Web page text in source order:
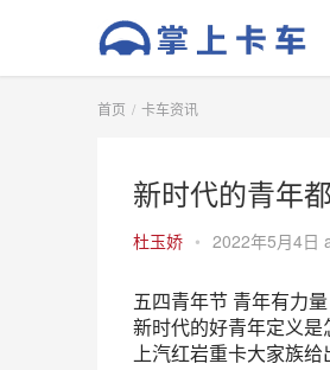
首页 卡车资讯
新时代的青年
杜玉娇 • 2022年5月4日
五四青年节 青年有力量
新时代的好青年定义是
上汽红岩重卡大家族给